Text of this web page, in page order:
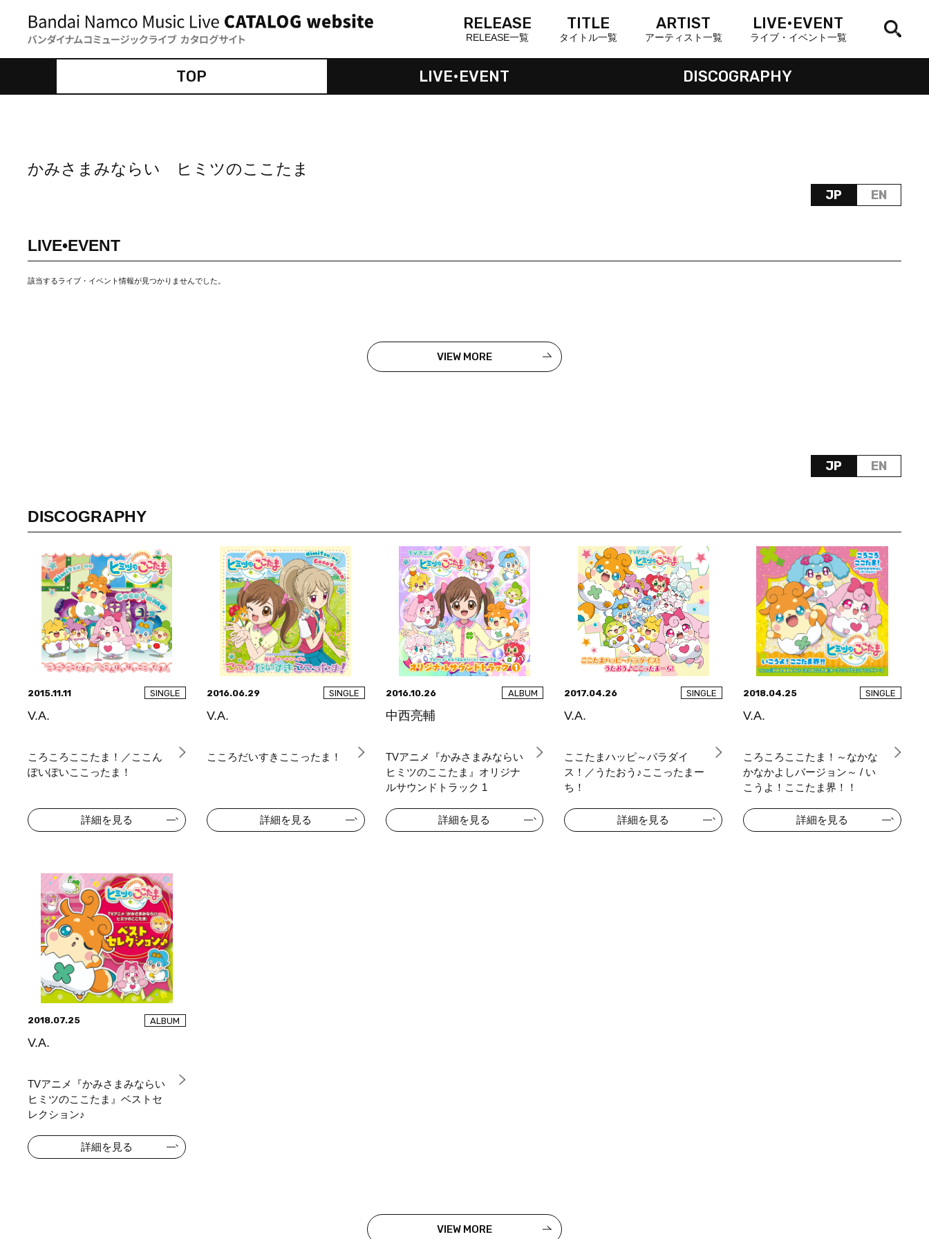
RELEASE
RELEASE一覧
TITLE
タイトル一覧
ARTIST
アーティスト一覧
LIVE•EVENT
ライブ・イベント一覧
TOP LIVE•EVENT DISCOGRAPHY
かみさまみならい ヒミツのここたま
JP EN
LIVE•EVENT
該当するライブ・イベント情報が見つかりませんでした。
VIEW MORE
JP EN
DISCOGRAPHY
2015.11.11 SINGLE
V.A.
ころころここたま！／ここん
ぽいぽいここったま！
詳細を見る
2016.06.29 SINGLE
V.A.
こころだいすきここったま！
詳細を見る
2016.10.26 ALBUM
中西亮輔
TVアニメ『かみさまみならい
ヒミツのここたま』オリジナ
ルサウンドトラック 1
詳細を見る
2017.04.26 SINGLE
V.A.
ここたまハッピ～パラダイ
ス！／うたおう♪ここったまー
ち！
詳細を見る
2018.04.25 SINGLE
V.A.
ころころここたま！～なかな
かなかよしバージョン～ / い
こうよ！ここたま界！！
詳細を見る
2018.07.25 ALBUM
V.A.
TVアニメ『かみさまみならい
ヒミツのここたま』ベストセ
レクション♪
詳細を見る
VIEW MORE